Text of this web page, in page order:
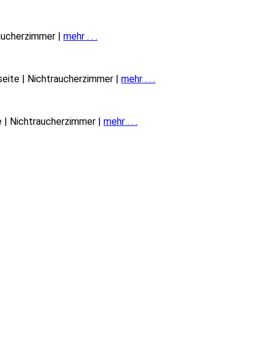
| mehr . . .
| Nichtraucherzimmer | mehr . . .
Nichtraucherzimmer | mehr . . .